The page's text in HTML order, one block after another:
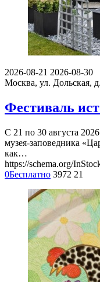
2026-08-21 2026-08-30
Москва, ул. Дольская,
Фестиваль
С 21 по 30 августа
музея-заповедника
как…
https://schema.org/
0Бесплатно 3972 21